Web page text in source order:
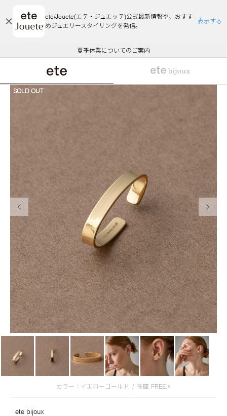
ete/Jouete(エテ・ジュエッテ)公式最新情報や、おすす
めジュエリースタイリングを発信。
表示する
エコラッピング及びエコポイント付与のご案内
ご注文いただいたお品物のお届け状況について
夏季休業についてのご案内
WEB Limited Items >>
採用のご案内
悪質な偽サイトにご注意ください
エコラッピング及びエコポイント付与のご案内
ご注文いただいたお品物のお届け状況について
前の画像
カラー：イエローゴールド / 在庫 FREE:☓
SOLD OUT
ete bijoux